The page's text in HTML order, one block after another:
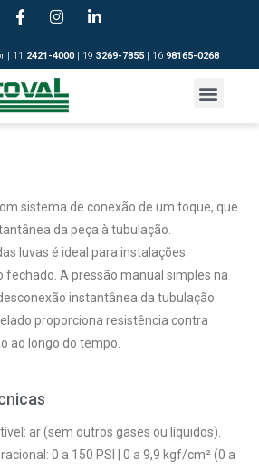
| 11 2421-4000| 19 3269-7855 | 16 98165-0268
sistema de conexão de um toque, que
da peça à tubulação.
luvas é ideal para instalações
A pressão manual simples na
instantânea da tubulação.
proporciona resistência contra
ao longo do tempo.
ar (sem outros gases ou líquidos).
0 a 150 PSI | 0 a 9,9 kgf/cm² (0 a